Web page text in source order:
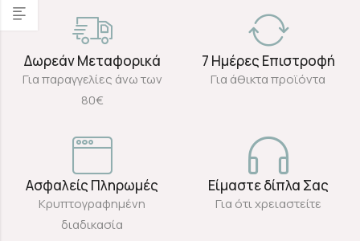
Δωρεάν Μεταφορικά
Για παραγγελίες άνω των
80€
7 Ημέρες Επιστροφή
Για άθικτα προϊόντα
Ασφαλείς Πληρωμές
Κρυπτογραφημένη
διαδικασία
Είμαστε δίπλα Σας
Για ότι χρειαστείτε